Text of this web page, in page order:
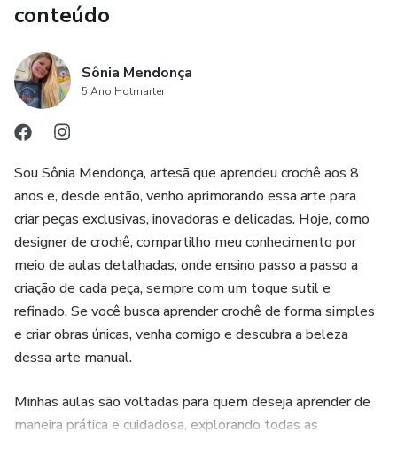
conteúdo
Sônia Mendonça
5 Ano Hotmarter
Sou Sônia Mendonça, artesã que aprendeu crochê aos 8
anos e, desde então, venho aprimorando essa arte para
criar peças exclusivas, inovadoras e delicadas. Hoje, como
designer de crochê, compartilho meu conhecimento por
meio de aulas detalhadas, onde ensino passo a passo a
criação de cada peça, sempre com um toque sutil e
refinado. Se você busca aprender crochê de forma simples
e criar obras únicas, venha comigo e descubra a beleza
dessa arte manual.
Minhas aulas são voltadas para quem deseja aprender de
maneira prática e cuidadosa, explorando todas as